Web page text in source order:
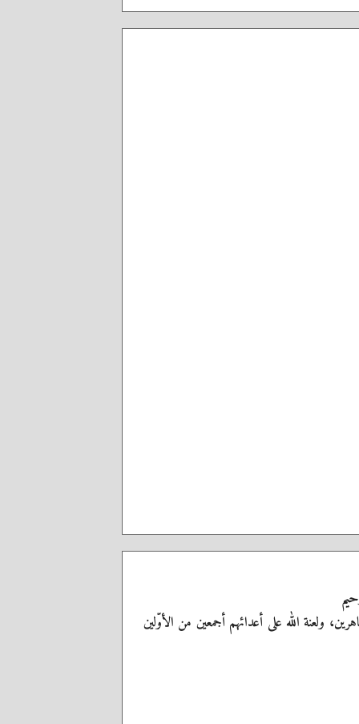
ولعنة الله على أعدائهم أجمعين من الأوّلين